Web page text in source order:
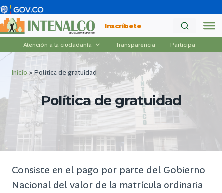
Saltar
al
contenido
Inscríbete
Atención a la ciudadanía Transparencia Participa
Inicio >Política de gratuidad
Política de gratuidad
Consiste en el pago por parte del Gobierno
Nacional del valor de la matrícula ordinaria